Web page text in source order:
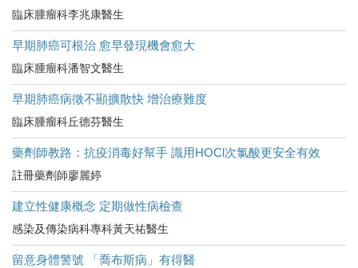
臨床腫瘤科李兆康醫生
早期肺癌可根治 愈早發現機會愈大
臨床腫瘤科潘智文醫生
早期肺癌病徵不顯擴散快 增治療難度
臨床腫瘤科丘德芬醫生
藥劑師教路：抗疫消毒好幫手 識用HOCl次氯酸更安全有效
註冊藥劑師廖麗婷
建立性健康概念 定期做性病檢查
感染及傳染病科專科黃天祐醫生
留意身體警號 「喬布斯病」有得醫